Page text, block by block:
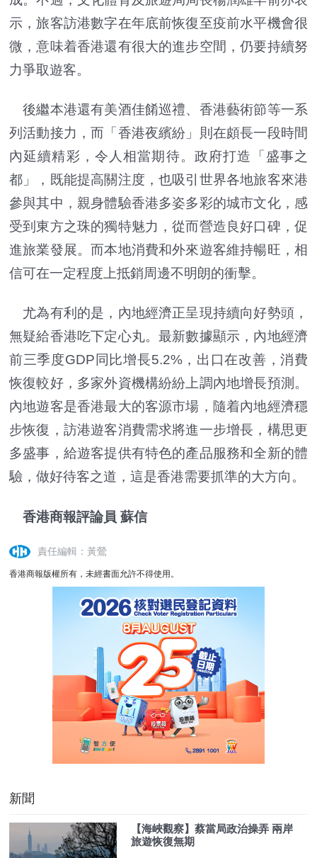
示，旅客訪港數字在年底前恢復至疫前水平機會很
微，意味着香港還有很大的進步空間，仍要持續努
力爭取遊客。
後繼本港還有美酒佳餚巡禮、香港藝術節等一系
列活動接力，而「香港夜繽紛」則在頗長一段時間
內延續精彩，令人相當期待。政府打造「盛事之
都」，既能提高關注度，也吸引世界各地旅客來港
參與其中，親身體驗香港多姿多彩的城市文化，感
受到東方之珠的獨特魅力，從而營造良好口碑，促
進旅業發展。而本地消費和外來遊客維持暢旺，相
信可在一定程度上抵銷周邊不明朗的衝擊。
尤為有利的是，內地經濟正呈現持續向好勢頭，
無疑給香港吃下定心丸。最新數據顯示，內地經濟
前三季度GDP同比增長5.2%，出口在改善，消費
恢復較好，多家外資機構紛紛上調內地增長預測。
內地遊客是香港最大的客源市場，隨着內地經濟穩
步恢復，訪港遊客消費需求將進一步增長，構思更
多盛事，給遊客提供有特色的產品服務和全新的體
驗，做好待客之道，這是香港需要抓準的大方向。
香港商報評論員 蘇信
責任編輯：黃鶯
香港商報版權所有，未經書面允許不得使用。
新聞
【海峽觀察】蔡當局政治操弄 兩岸
旅遊恢復無期